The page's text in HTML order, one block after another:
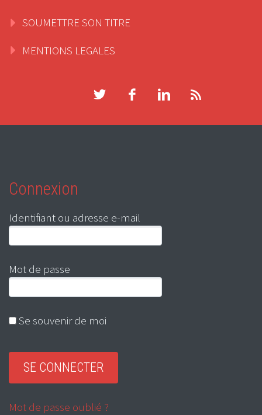
SOUMETTRE SON TITRE
MENTIONS LEGALES
Connexion
Identifiant ou adresse e-mail
Mot de passe
Se souvenir de moi
Mot de passe oublié ?